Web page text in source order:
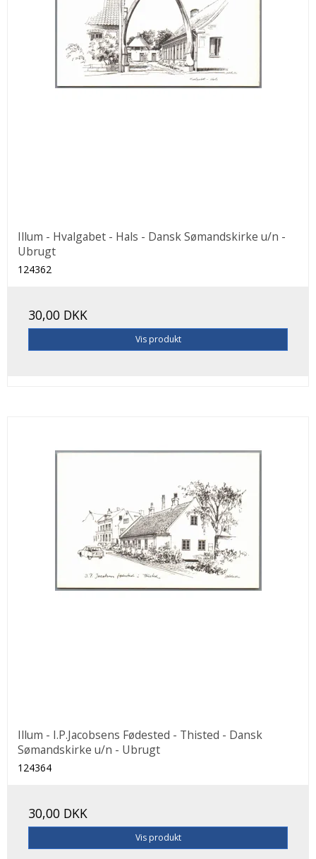
Illum - Hvalgabet - Hals - Dansk Sømandskirke u/n -
Ubrugt
124362
30,00 DKK
Vis produkt
Illum - I.P.Jacobsens Fødested - Thisted - Dansk
Sømandskirke u/n - Ubrugt
124364
30,00 DKK
Vis produkt